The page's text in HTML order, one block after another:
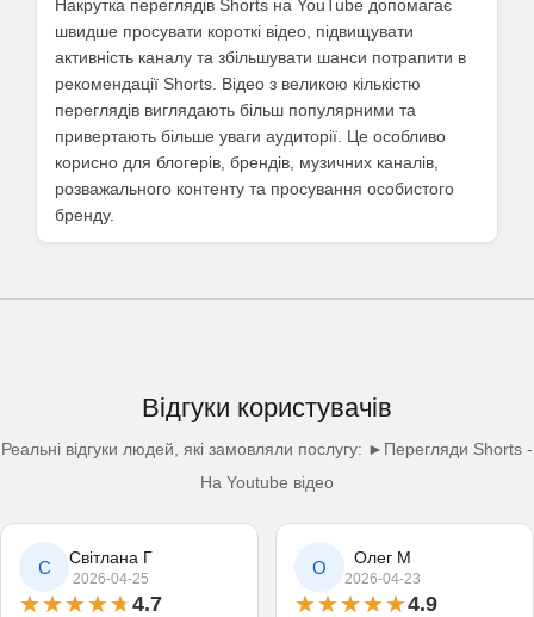
Накрутка переглядів Shorts на YouTube допомагає
швидше просувати короткі відео, підвищувати
активність каналу та збільшувати шанси потрапити в
рекомендації Shorts. Відео з великою кількістю
переглядів виглядають більш популярними та
привертають більше уваги аудиторії. Це особливо
корисно для блогерів, брендів, музичних каналів,
розважального контенту та просування особистого
бренду.
Відгуки користувачів
Реальні відгуки людей, які замовляли послугу: ►Перегляди Shorts -
На Youtube відео
С Світлана Г
2026-04-25
4.7
О Олег М
2026-04-23
4.9